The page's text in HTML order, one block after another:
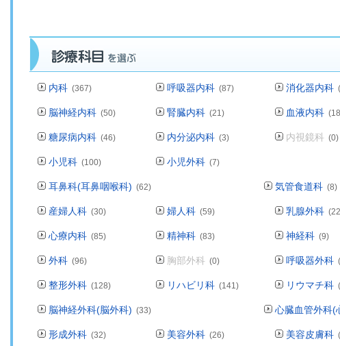
内科 (367) 呼吸器内科 (87) 消化器内科
脳神経内科 (50) 腎臓内科 (21) 血液内科
糖尿病内科 (46) 内分泌内科 (3) 内視鏡科 (0)
小児科 (100) 小児外科 (7)
耳鼻科(耳鼻咽喉科) (62) 気管食道科 (8)
産婦人科 (30) 婦人科 (59) 乳腺外科
心療内科 (85) 精神科 (83) 神経科 (9)
外科 (96) 胸部外科 (0) 呼吸器外科
整形外科 (128) リハビリ科 (141) リウマチ科
脳神経外科(脳外科) (33) 心臓血管外科(
形成外科 (32) 美容外科 (26) 美容皮膚科